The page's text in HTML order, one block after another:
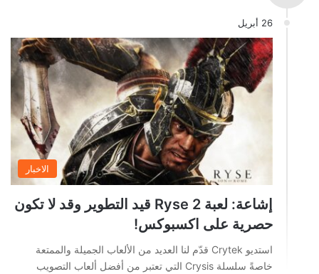
26 أبريل
الاخبار
إشاعة: لعبة Ryse 2 قيد التطوير وقد لا تكون
حصرية على اكسبوكس!
استديو Crytek قدّم لنا العديد من الألعاب الجميلة والممتعة
خاصةً سلسلة Crysis التي تعتبر من أفضل ألعاب التصويب